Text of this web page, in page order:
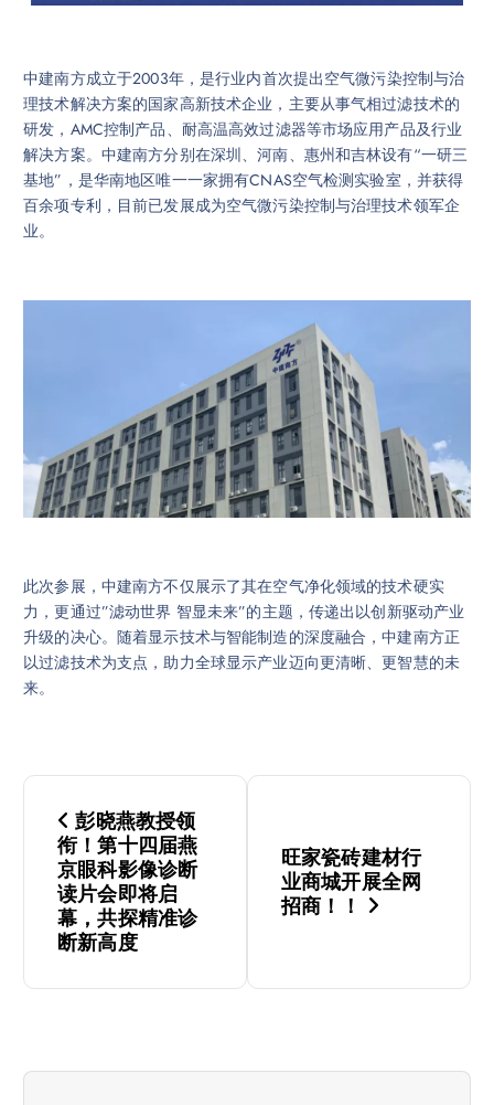
中建南方成立于2003年，是行业内首次提出空气微污染控制与治
理技术解决方案的国家高新技术企业，主要从事气相过滤技术的
研发，AMC控制产品、耐高温高效过滤器等市场应用产品及行业
解决方案。中建南方分别在深圳、河南、惠州和吉林设有“一研三
基地”，是华南地区唯一一家拥有CNAS空气检测实验室，并获得
百余项专利，目前已发展成为空气微污染控制与治理技术领军企
业。
此次参展，中建南方不仅展示了其在空气净化领域的技术硬实
力，更通过”滤动世界 智显未来”的主题，传递出以创新驱动产业
升级的决心。随着显示技术与智能制造的深度融合，中建南方正
以过滤技术为支点，助力全球显示产业迈向更清晰、更智慧的未
来。
文
章
导
航
彭晓燕教授领
衔！第十四届燕
京眼科影像诊断
读片会即将启
幕，共探精准诊
断新高度
旺家瓷砖建材行
业商城开展全网
招商！！